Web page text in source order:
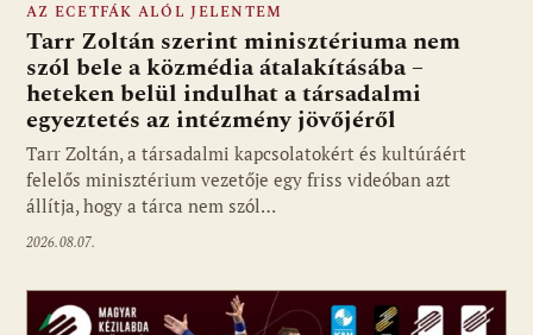
Fotó: media1.hu
AZ ECETFÁK ALÓL JELENTEM
Tarr Zoltán szerint minisztériuma nem
szól bele a közmédia átalakításába –
heteken belül indulhat a társadalmi
egyeztetés az intézmény jövőjéről
Tarr Zoltán, a társadalmi kapcsolatokért és kultúráért
felelős minisztérium vezetője egy friss videóban azt
állítja, hogy a tárca nem szól…
2026.08.07.